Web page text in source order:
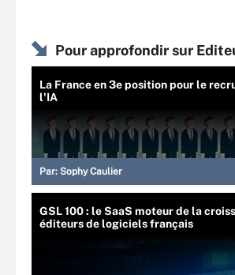
Pour approfondir sur
La France en 3e position pour le
l'IA
Par: Sophy Caulier
GSL 100 : le SaaS moteur de la
éditeurs de logiciels français